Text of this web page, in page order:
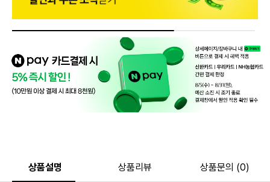
상품설명 상품리뷰 상품문의 (0)